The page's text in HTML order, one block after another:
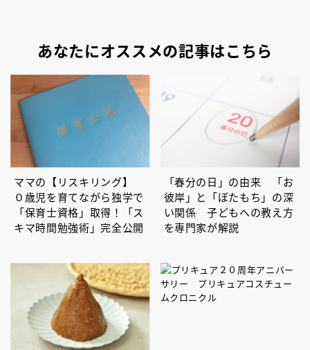
あなたにオススメの記事はこちら
ママの【リスキリング】
０歳児を育てながら独学で
「保育士資格」取得！「ス
キマ時間勉強術」完全公開
「春分の日」の由来 「お
彼岸」と「ぼたもち」の深
い関係 子どもへの教え方
を専門家が解説